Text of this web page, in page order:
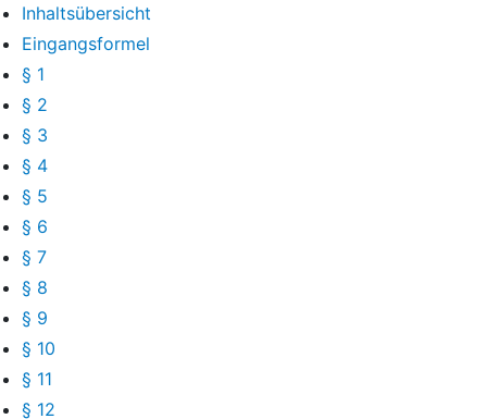
Inhaltsübersicht
Eingangsformel
§ 1
§ 2
§ 3
§ 4
§ 5
§ 6
§ 7
§ 8
§ 9
§ 10
§ 11
§ 12